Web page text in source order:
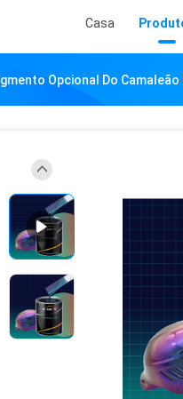
Casa
Opcional Do